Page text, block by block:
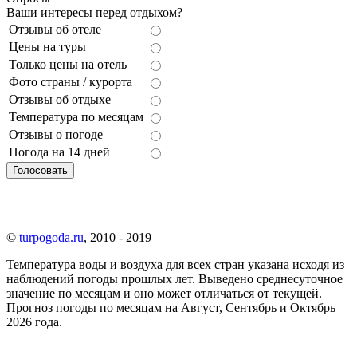
Ваши интересы перед отдыхом?
Отзывы об отеле
Цены на туры
Только цены на отель
Фото страны / курорта
Отзывы об отдыхе
Температура по месяцам
Отзывы о погоде
Погода на 14 дней
© turpogoda.ru, 2010 - 2019
Температура воды и воздуха для всех стран указана исходя из
наблюдений погоды прошлых лет. Выведено среднесуточное
значение по месяцам и оно может отличаться от текущей.
Прогноз погоды по месяцам на Август, Сентябрь и Октябрь
2026 года.